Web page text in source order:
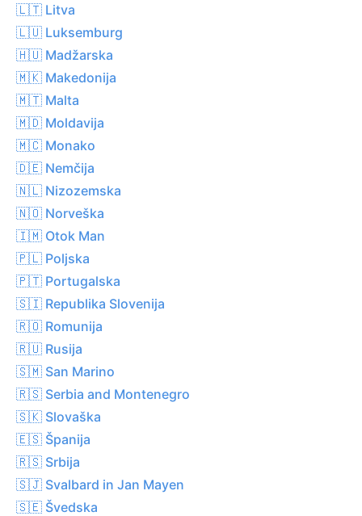
🇱🇹 Litva
🇱🇺 Luksemburg
🇭🇺 Madžarska
🇲🇰 Makedonija
🇲🇹 Malta
🇲🇩 Moldavija
🇲🇨 Monako
🇩🇪 Nemčija
🇳🇱 Nizozemska
🇳🇴 Norveška
🇮🇲 Otok Man
🇵🇱 Poljska
🇵🇹 Portugalska
🇸🇮 Republika Slovenija
🇷🇴 Romunija
🇷🇺 Rusija
🇸🇲 San Marino
🇷🇸 Serbia and Montenegro
🇸🇰 Slovaška
🇪🇸 Španija
🇷🇸 Srbija
🇸🇯 Svalbard in Jan Mayen
🇸🇪 Švedska